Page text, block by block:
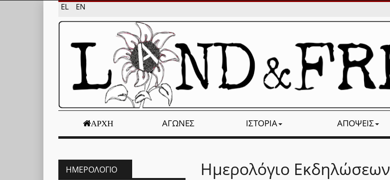
EL EN
ΑΡΧΉ ΑΓΏΝΕΣ ΙΣΤΟΡΊΑ ΑΠΌΨΕΙΣ
Ημερολόγιο Εκδηλώσεων
ΗΜΕΡΟΛΌΓΙΟ